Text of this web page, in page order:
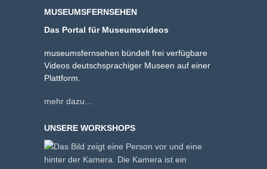
MUSEUMSFERNSEHEN
Das Portal für Museumsvideos
museumsfernsehen bündelt frei verfügbare
Videos deutschsprachiger Museen auf einer
Plattform.
mehr dazu…
UNSERE WORKSHOPS